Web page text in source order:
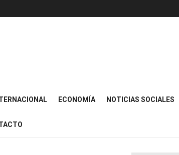
ECONOMÍA NOTICIAS SOCIALES